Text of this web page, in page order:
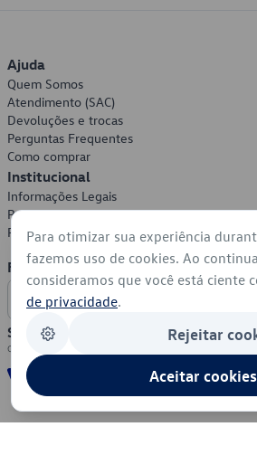
Ajuda
Quem Somos
Atendimento (SAC)
Devoluções e trocas
Perguntas Frequentes
Como comprar
Institucional
Informações Legais
Política de Privacidade
Política de Cookies
Formas de Pagamento
Segurança
Para otimizar sua experiência
fazemos uso de cookies. Ao
consideramos que você está ciente
de privacidade.
Rejeitar
Aceitar cookies